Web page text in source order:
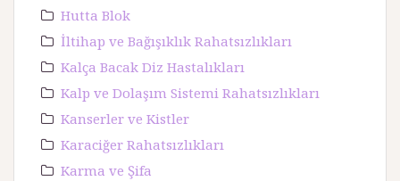
Hutta Blok
İltihap ve Bağışıklık Rahatsızlıkları
Kalça Bacak Diz Hastalıkları
Kalp ve Dolaşım Sistemi Rahatsızlıkları
Kanserler ve Kistler
Karaciğer Rahatsızlıkları
Karma ve Şifa